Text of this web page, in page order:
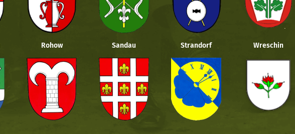
Rohow Sandau Strandorf Wreschin